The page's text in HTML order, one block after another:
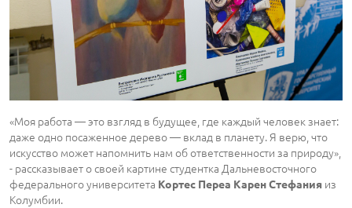
«Моя работа — это взгляд в будущее, где каждый человек знает:
даже одно посаженное дерево — вклад в планету. Я верю, что
искусство может напомнить нам об ответственности за природу»,
- рассказывает о своей картине студентка Дальневосточного
федерального университета Кортес Переа Карен Стефания из
Колумбии.